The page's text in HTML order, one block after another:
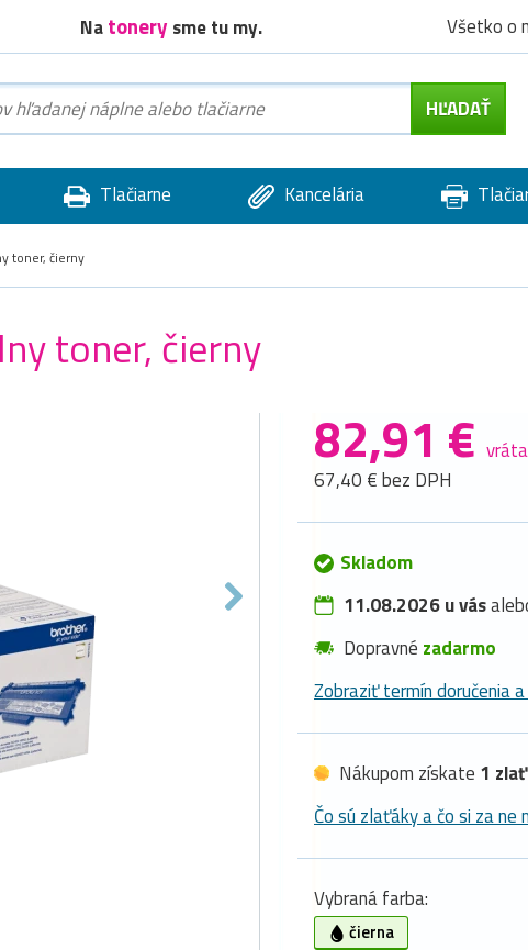
Natonery sme tu my. Všetko o
Tlačiarne Kancelária
toner, čierny
toner, čierny
82,91 €
67,40 € bez DPH
Skladom
11.08.2026 u vás
Dopravné zadarmo
Zobraziť termín doručenia
Nákupom získate 1
Čo sú zlaťáky a čo si za
Vybraná farba:
čierna